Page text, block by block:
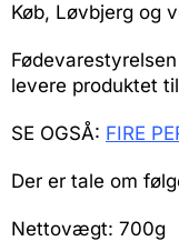
Køb, Løvbjerg og
levere produktet
SE OGSÅ: FIRE
Der er tale om
Nettovægt: 700g